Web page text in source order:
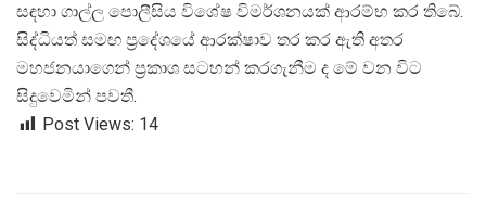
සඳහා ගාල්ල පොලීසිය විශේෂ විමර්ශනයක් ආරම්භ කර තිබේ.
සිද්ධියත් සමඟ ප්රදේශයේ ආරක්ෂාව තර කර ඇති අතර
මහජනයාගෙන් ප්රකාශ සටහන් කරගැනීම ද මේ වන විට
සිදුවෙමින් පවතී.
Post Views: 14